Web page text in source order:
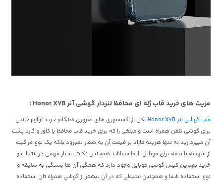
مزیت های خریدقابژله ای محافظ لنزدارگوشی آنر Honor X7B :
قاب گوشی آنر Honor X7B
یکی از اکسسوری های ضروری هنگام خرید لوازم جانبی
برای گوشی تلفن همراه است و مبلغی را که برای خرید قاب محافظ یا کاور و گارد پشت
آن میپردازید نه تنها هزینه مازاد بر قیمت آن به شمار نمیرود بلکه یک نوع مراقبت
از سرمایه یا بیمه برای موبایل شما میباشد.همچنین نکات بسیار مهمی در انتخاب و
خرید بهترین کیس گوشی موبایل وجود دارد که همگی آن ها بستگی به سلیقه و
نوع استفاده شما و همچنین محیطی که در آن بیشتر از گوشی همراه تان استفاده